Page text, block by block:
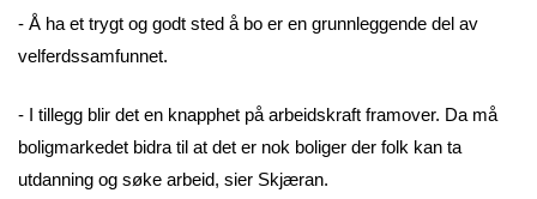
- Å ha et trygt og godt sted å bo er en grunnleggende del av
velferdssamfunnet.
- I tillegg blir det en knapphet på arbeidskraft framover. Da må
boligmarkedet bidra til at det er nok boliger der folk kan ta
utdanning og søke arbeid, sier Skjæran.